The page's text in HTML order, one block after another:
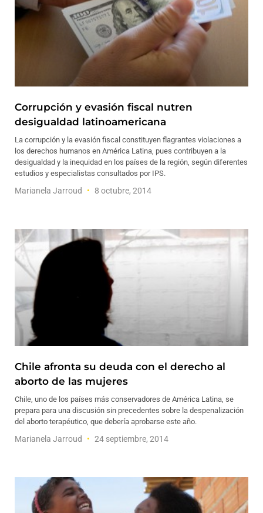
Corrupción y evasión fiscal nutren
desigualdad latinoamericana
La corrupción y la evasión fiscal constituyen flagrantes violaciones a
los derechos humanos en América Latina, pues contribuyen a la
desigualdad y la inequidad en los países de la región, según diferentes
estudios y especialistas consultados por IPS.
Marianela Jarroud 8 octubre, 2014
Chile afronta su deuda con el derecho al
aborto de las mujeres
Chile, uno de los países más conservadores de América Latina, se
prepara para una discusión sin precedentes sobre la despenalización
del aborto terapéutico, que debería aprobarse este año.
Marianela Jarroud 24 septiembre, 2014